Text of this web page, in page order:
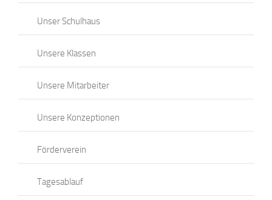
Unser Schulhaus
Unsere Klassen
Unsere Mitarbeiter
Unsere Konzeptionen
Förderverein
Tagesablauf